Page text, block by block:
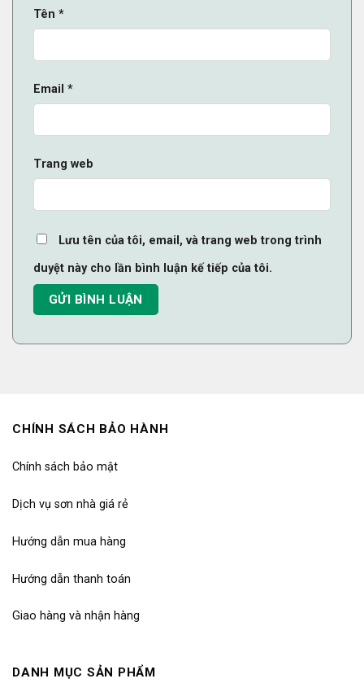
Tên *
Email *
Trang web
Lưu tên của tôi, email, và trang web trong trình
duyệt này cho lần bình luận kế tiếp của tôi.
CHÍNH SÁCH BẢO HÀNH
Chính sách bảo mật
Dịch vụ sơn nhà giá rẻ
Hướng dẫn mua hàng
Hướng dẫn thanh toán
Giao hàng và nhận hàng
DANH MỤC SẢN PHẨM